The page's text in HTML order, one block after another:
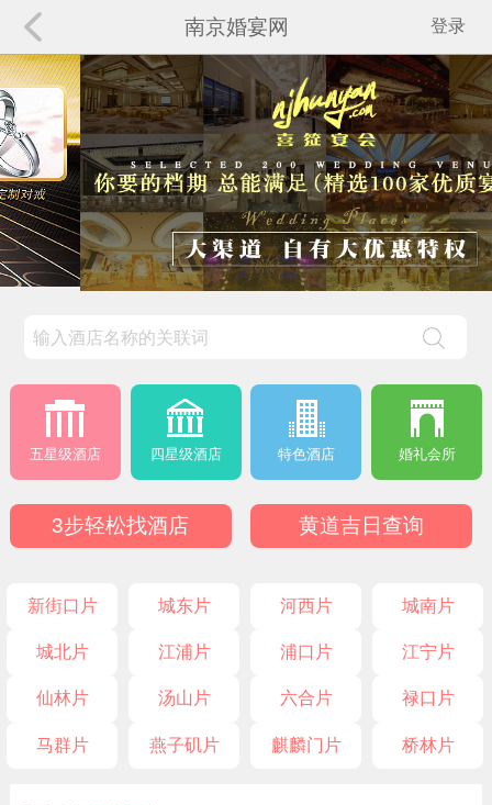
南京婚宴网 登录
五星级酒店 四星级酒店 特色酒店 婚礼会所
3步轻松找酒店 黄道吉日查询
新街口片 城东片 河西片 城南片
城北片 江浦片 浦口片 江宁片
仙林片 汤山片 六合片 禄口片
马群片 燕子矶片 麒麟门片 桥林片